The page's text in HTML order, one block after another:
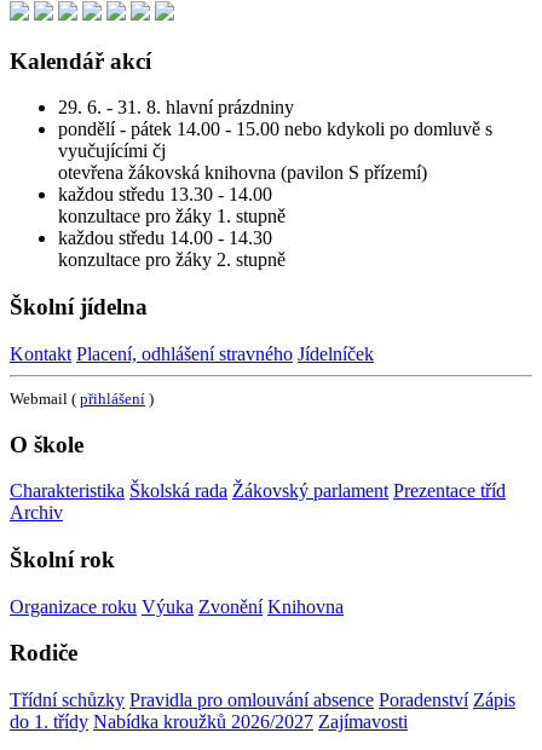
Kalendář akcí
29. 6. - 31. 8. hlavní prázdniny
pondělí - pátek 14.00 - 15.00 nebo kdykoli po domluvě s
vyučujícími čj
otevřena žákovská knihovna (pavilon S přízemí)
každou středu 13.30 - 14.00
konzultace pro žáky 1. stupně
každou středu 14.00 - 14.30
konzultace pro žáky 2. stupně
Školní jídelna
Kontakt Placení, odhlášení stravného Jídelníček
Webmail ( přihlášení )
O škole
Charakteristika Školská rada Žákovský parlament Prezentace tříd
Archiv
Školní rok
Organizace roku Výuka Zvonění Knihovna
Rodiče
Třídní schůzky Pravidla pro omlouvání absence Poradenství Zápis
do 1. třídy Nabídka kroužků 2026/2027 Zajímavosti